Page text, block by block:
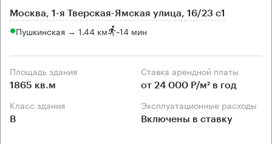
Москва, 1-я Тверская-Ямская улица, 16/23 с1
Пушкинская → 1.44 км ~14 мин
Площадь здания
1865 кв.м
Ставка арендной платы
от 24 000 Р/м² в год
Класс здания
B
Эксплуатационные расходы
Включены в ставку